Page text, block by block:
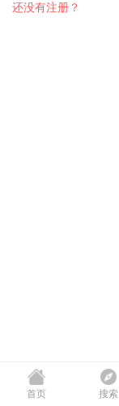
还没有注册？
首页 搜索